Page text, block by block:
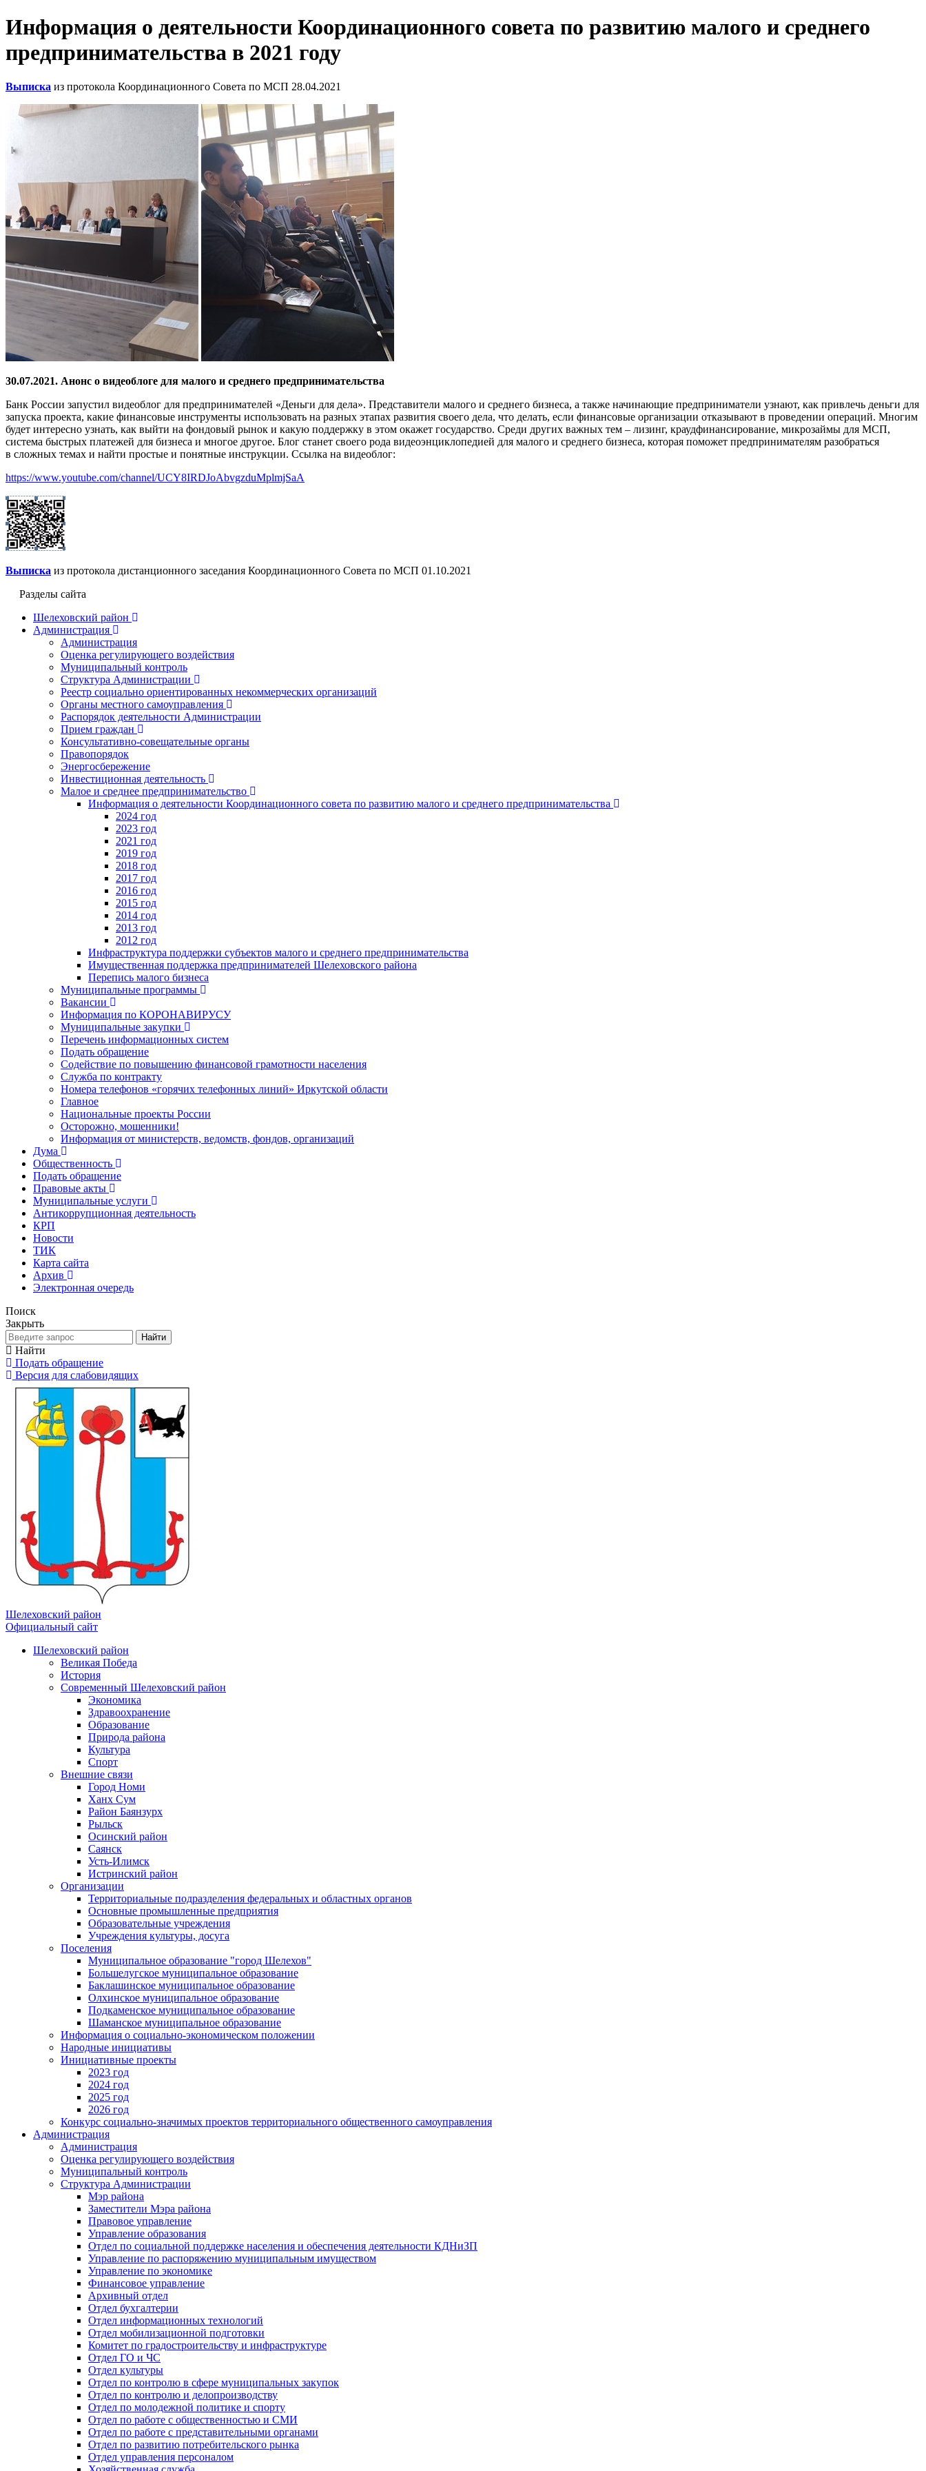
Информация о деятельности Координационного совета по развитию малого и среднего
предпринимательства в 2021 году
Выписка из протокола Координационного Совета по МСП 28.04.2021
30.07.2021. Анонс о видеоблоге для малого и среднего предпринимательства
Банк России запустил видеоблог для предпринимателей «Деньги для дела». Представители малого и среднего бизнеса, а также начинающие предприниматели узнают, как привлечь деньги для
запуска проекта, какие финансовые инструменты использовать на разных этапах развития своего дела, что делать, если финансовые организации отказывают в проведении операций. Многим
будет интересно узнать, как выйти на фондовый рынок и какую поддержку в этом окажет государство. Среди других важных тем – лизинг, краудфинансирование, микрозаймы для МСП,
система быстрых платежей для бизнеса и многое другое. Блог станет своего рода видеоэнциклопедией для малого и среднего бизнеса, которая поможет предпринимателям разобраться
в сложных темах и найти простые и понятные инструкции. Ссылка на видеоблог:
https://www.youtube.com/channel/UCY8IRDJoAbvgzduMplmjSaA
Выписка из протокола дистанционного заседания Координационного Совета по МСП 01.10.2021
Разделы сайта
Шелеховский район
Администрация
Администрация
Оценка регулирующего воздействия
Муниципальный контроль
Структура Администрации
Реестр социально ориентированных некоммерческих организаций
Органы местного самоуправления
Распорядок деятельности Администрации
Прием граждан
Консультативно-совещательные органы
Правопорядок
Энергосбережение
Инвестиционная деятельность
Малое и среднее предпринимательство
Информация о деятельности Координационного совета по развитию малого и среднего предпринимательства
2024 год
2023 год
2021 год
2019 год
2018 год
2017 год
2016 год
2015 год
2014 год
2013 год
2012 год
Инфраструктура поддержки субъектов малого и среднего предпринимательства
Имущественная поддержка предпринимателей Шелеховского района
Перепись малого бизнеса
Муниципальные программы
Вакансии
Информация по КОРОНАВИРУСУ
Муниципальные закупки
Перечень информационных систем
Подать обращение
Содействие по повышению финансовой грамотности населения
Служба по контракту
Номера телефонов «горячих телефонных линий» Иркутской области
Главное
Национальные проекты России
Осторожно, мошенники!
Информация от министерств, ведомств, фондов, организаций
Дума
Общественность
Подать обращение
Правовые акты
Муниципальные услуги
Антикоррупционная деятельность
КРП
Новости
ТИК
Карта сайта
Архив
Электронная очередь
Поиск
Закрыть
Найти
Найти
Подать обращение
Версия для слабовидящих
Шелеховский район
Официальный сайт
Шелеховский район
Великая Победа
История
Современный Шелеховский район
Экономика
Здравоохранение
Образование
Природа района
Культура
Спорт
Внешние связи
Город Номи
Ханх Сум
Район Баянзурх
Рыльск
Осинский район
Саянск
Усть-Илимск
Истринский район
Организации
Территориальные подразделения федеральных и областных органов
Основные промышленные предприятия
Образовательные учреждения
Учреждения культуры, досуга
Поселения
Муниципальное образование "город Шелехов"
Большелугское муниципальное образование
Баклашинское муниципальное образование
Олхинское муниципальное образование
Подкаменское муниципальное образование
Шаманское муниципальное образование
Информация о социально-экономическом положении
Народные инициативы
Инициативные проекты
2023 год
2024 год
2025 год
2026 год
Конкурс социально-значимых проектов территориального общественного самоуправления
Администрация
Администрация
Оценка регулирующего воздействия
Муниципальный контроль
Структура Администрации
Мэр района
Заместители Мэра района
Правовое управление
Управление образования
Отдел по социальной поддержке населения и обеспечения деятельности КДНиЗП
Управление по распоряжению муниципальным имуществом
Управление по экономике
Финансовое управление
Архивный отдел
Отдел бухгалтерии
Отдел информационных технологий
Отдел мобилизационной подготовки
Комитет по градостроительству и инфраструктуре
Отдел ГО и ЧС
Отдел культуры
Отдел по контролю в сфере муниципальных закупок
Отдел по контролю и делопроизводству
Отдел по молодежной политике и спорту
Отдел по работе с общественностью и СМИ
Отдел по работе с представительными органами
Отдел по развитию потребительского рынка
Отдел управления персоналом